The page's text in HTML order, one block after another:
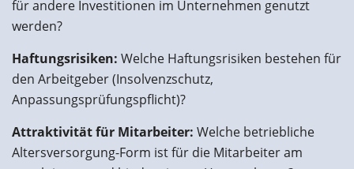
für andere Investitionen im Unternehmen genutzt
werden?
Haftungsrisiken: Welche Haftungsrisiken bestehen für
den Arbeitgeber (Insolvenzschutz,
Anpassungsprüfungspflicht)?
Attraktivität für Mitarbeiter: Welche betriebliche
Altersversorgung-Form ist für die Mitarbeiter am